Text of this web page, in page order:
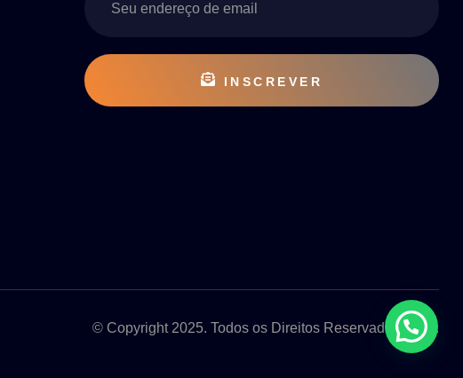
INSCREVER
© Copyright 2025. Todos os Direitos Reservados 2025.